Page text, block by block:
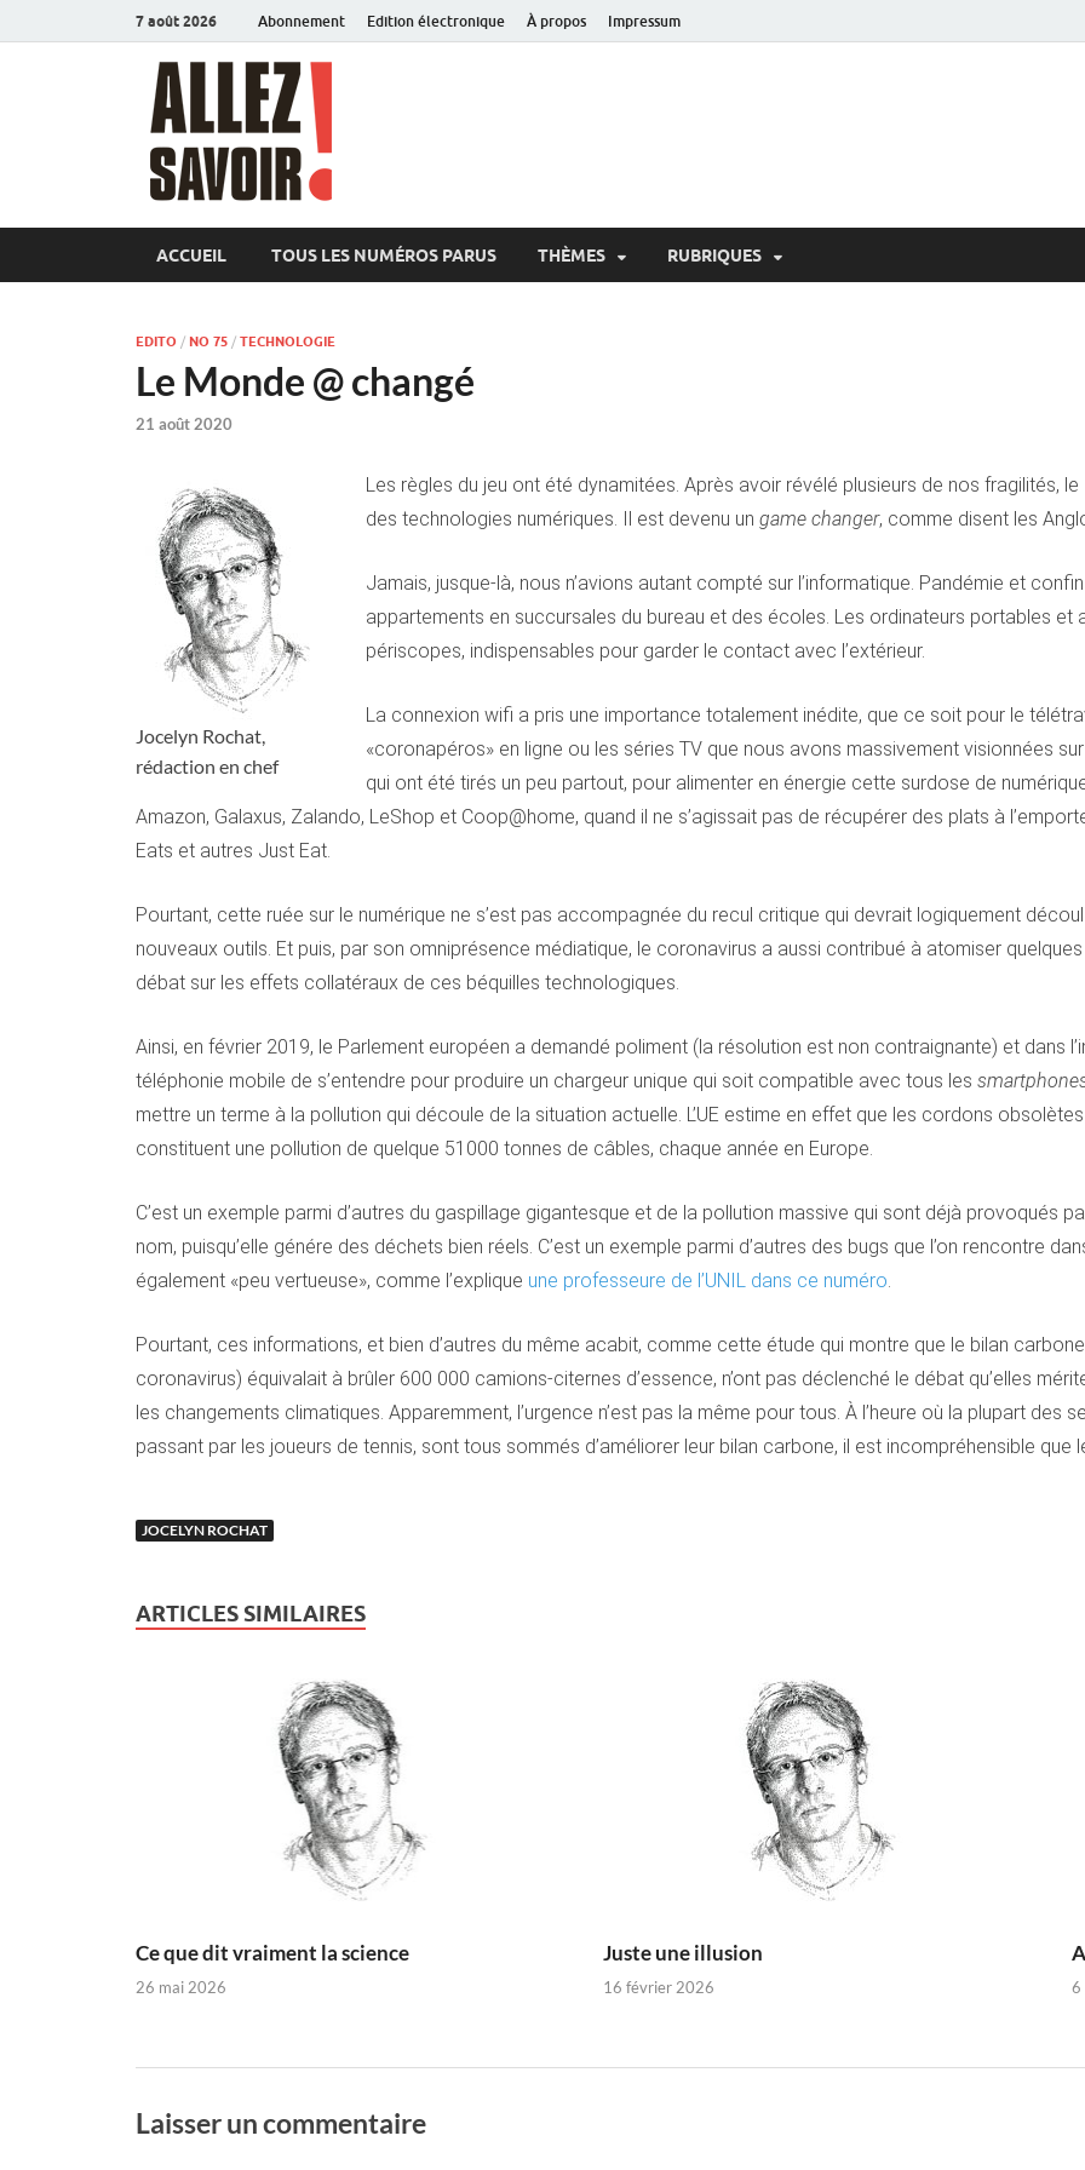
7 août 2026 Abonnement Edition électronique À propos Impressum
ACCUEIL TOUS LES NUMÉROS PARUS THÈMES RUBRIQUES
EDITO / NO 75 / TECHNOLOGIE
Le Monde @ changé
21 août 2020
Jocelyn Rochat,
rédaction en chef
Les règles du jeu ont été dynamitées. Après avoir révélé plusieurs de nos fragilités,
des technologies numériques. Il est devenu un game changer, comme disent les
Jamais, jusque-là, nous n’avions autant compté sur l’informatique. Pandémie et
appartements en succursales du bureau et des écoles. Les ordinateurs portables et
périscopes, indispensables pour garder le contact avec l’extérieur.
La connexion wifi a pris une importance totalement inédite, que ce soit pour le
«coronapéros» en ligne ou les séries TV que nous avons massivement visionnées
qui ont été tirés un peu partout, pour alimenter en énergie cette surdose de
Amazon, Galaxus, Zalando, LeShop et Coop@home, quand il ne s’agissait pas de récupérer des plats à
Eats et autres Just Eat.
Pourtant, cette ruée sur le numérique ne s’est pas accompagnée du recul critique qui devrait logiquement
nouveaux outils. Et puis, par son omniprésence médiatique, le coronavirus a aussi contribué à atomiser
débat sur les effets collatéraux de ces béquilles technologiques.
Ainsi, en février 2019, le Parlement européen a demandé poliment (la résolution est non contraignante) et dans
téléphonie mobile de s’entendre pour produire un chargeur unique qui soit compatible avec tous les
mettre un terme à la pollution qui découle de la situation actuelle. L’UE estime en effet que les cordons
constituent une pollution de quelque 51000 tonnes de câbles, chaque année en Europe.
C’est un exemple parmi d’autres du gaspillage gigantesque et de la pollution massive qui sont déjà provoqués
nom, puisqu’elle génére des déchets bien réels. C’est un exemple parmi d’autres des bugs que l’on rencontre
également «peu vertueuse», comme l’explique une professeure de l’UNIL dans ce numéro.
Pourtant, ces informations, et bien d’autres du même acabit, comme cette étude qui montre que le bilan
coronavirus) équivalait à brûler 600 000 camions-citernes d’essence, n’ont pas déclenché le débat qu’elles
les changements climatiques. Apparemment, l’urgence n’est pas la même pour tous. À l’heure où la plupart des
passant par les joueurs de tennis, sont tous sommés d’améliorer leur bilan carbone, il est incompréhensible
JOCELYN ROCHAT
ARTICLES SIMILAIRES
Ce que dit vraiment la science
26 mai 2026
Juste une illusion
16 février 2026 6
Laisser un commentaire